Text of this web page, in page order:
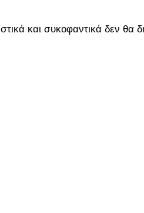
και συκοφαντικά δεν θα